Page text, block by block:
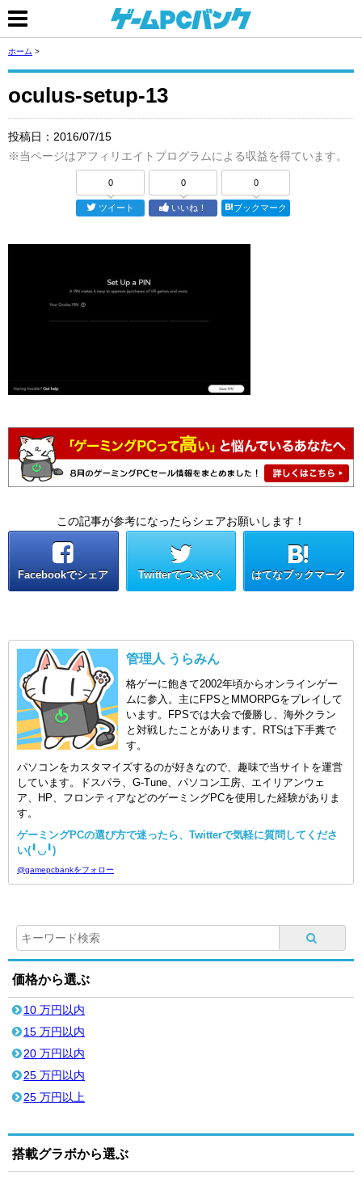
ホーム >
oculus-setup-13
投稿日： 2016/07/15
※当ページはアフィリエイトプログラムによる収益を得ています。
0
ツイート
0
いいね！
0
ブックマーク
この記事が参考になったらシェアお願いします！
Facebookでシェア Twitterでつぶやく はてなブックマーク
管理人 うらみん
格ゲーに飽きて2002年頃からオンラインゲー
ムに参入。主にFPSとMMORPGをプレイして
います。FPSでは大会で優勝し、海外クラン
と対戦したことがあります。RTSは下手糞で
す。
パソコンをカスタマイズするのが好きなので、趣味で当サイトを運営
しています。ドスパラ、G-Tune、パソコン工房、エイリアンウェ
ア、HP、フロンティアなどのゲーミングPCを使用した経験がありま
す。
ゲーミングPCの選び方で迷ったら、Twitterで気軽に質問してくださ
い(╹◡╹)
@gamepcbankをフォロー
価格から選ぶ
10 万円以内
15 万円以内
20 万円以内
25 万円以内
25 万円以上
搭載グラボから選ぶ